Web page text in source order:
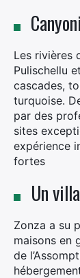
Les rivières
Pulischellu
cascades,
turquoise.
par des
sites
expérience
fortes
Un
Zonza a su
maisons en
de